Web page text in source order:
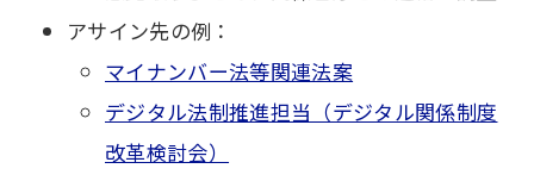
アサイン先の例：
マイナンバー法等関連法案
デジタル法制推進担当（デジタル関係制度
改革検討会）